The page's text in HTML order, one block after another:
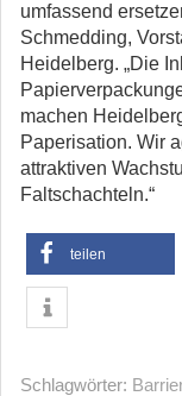
umfassend
Schmedding,
Heidelberg. „Die
machen
Paperisation. Wir
attraktiven
Faltschachteln.“
teilen
Schlagwörter: